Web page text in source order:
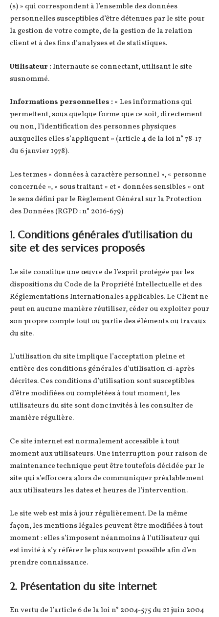
(s) » qui correspondent à l’ensemble des données
personnelles susceptibles d’être détenues par le site pour
la gestion de votre compte, de la gestion de la relation
client et à des fins d’analyses et de statistiques.
Utilisateur : Internaute se connectant, utilisant le site
susnommé.
Informations personnelles : « Les informations qui
permettent, sous quelque forme que ce soit, directement
ou non, l’identification des personnes physiques
auxquelles elles s’appliquent » (article 4 de la loi n° 78-17
du 6 janvier 1978).
Les termes « données à caractère personnel », « personne
concernée », « sous traitant » et « données sensibles » ont
le sens défini par le Règlement Général sur la Protection
des Données (RGPD : n° 2016-679)
1. Conditions générales d’utilisation du
site et des services proposés
Le site constitue une œuvre de l’esprit protégée par les
dispositions du Code de la Propriété Intellectuelle et des
Réglementations Internationales applicables. Le Client ne
peut en aucune manière réutiliser, céder ou exploiter pour
son propre compte tout ou partie des éléments ou travaux
du site.
L’utilisation du site implique l’acceptation pleine et
entière des conditions générales d’utilisation ci-après
décrites. Ces conditions d’utilisation sont susceptibles
d’être modifiées ou complétées à tout moment, les
utilisateurs du site sont donc invités à les consulter de
manière régulière.
Ce site internet est normalement accessible à tout
moment aux utilisateurs. Une interruption pour raison de
maintenance technique peut être toutefois décidée par le
site qui s’efforcera alors de communiquer préalablement
aux utilisateurs les dates et heures de l’intervention.
Le site web est mis à jour régulièrement. De la même
façon, les mentions légales peuvent être modifiées à tout
moment : elles s’imposent néanmoins à l’utilisateur qui
est invité à s’y référer le plus souvent possible afin d’en
prendre connaissance.
2. Présentation du site internet
En vertu de l’article 6 de la loi n° 2004-575 du 21 juin 2004